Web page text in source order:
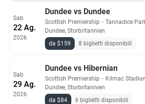
Sab
22 Ag.
2026
Dundee vs Dundee
Scottish Premiership ・ Tannadice
Dundee, Storbritannien
da $159
8 biglietti disponibili
Sab
29 Ag.
2026
Dundee vs Hibernian
Scottish Premiership ・ Kilmac
Dundee, Storbritannien
da $84
6 biglietti disponibili